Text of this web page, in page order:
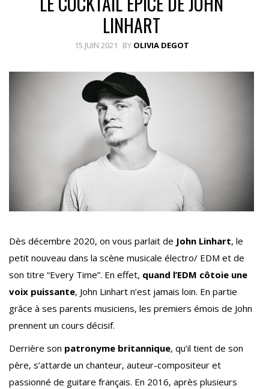
LINHART
15 JUIN 2021 BY OLIVIA DEGOT
Dès décembre 2020, on vous parlait de John Linhart, le
petit nouveau dans la scène musicale électro/ EDM et de
son titre “Every Time”. En effet, quand l’EDM côtoie une
voix puissante, John Linhart n’est jamais loin. En partie
grâce à ses parents musiciens, les premiers émois de John
prennent un cours décisif.
Derrière son patronyme britannique, qu’il tient de son
père, s’attarde un chanteur, auteur-compositeur et
passionné de guitare français. En 2016, après plusieurs